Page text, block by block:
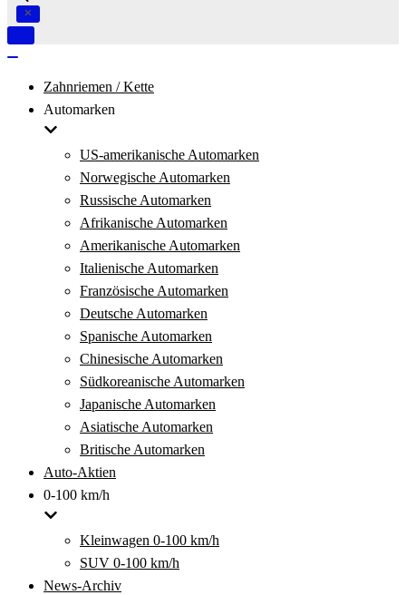
Navigation
Zahnriemen / Kette
Automarken
US-amerikanische Automarken
Norwegische Automarken
Russische Automarken
Afrikanische Automarken
Amerikanische Automarken
Italienische Automarken
Französische Automarken
Deutsche Automarken
Spanische Automarken
Chinesische Automarken
Südkoreanische Automarken
Japanische Automarken
Asiatische Automarken
Britische Automarken
Auto-Aktien
0-100 km/h
Kleinwagen 0-100 km/h
SUV 0-100 km/h
News-Archiv